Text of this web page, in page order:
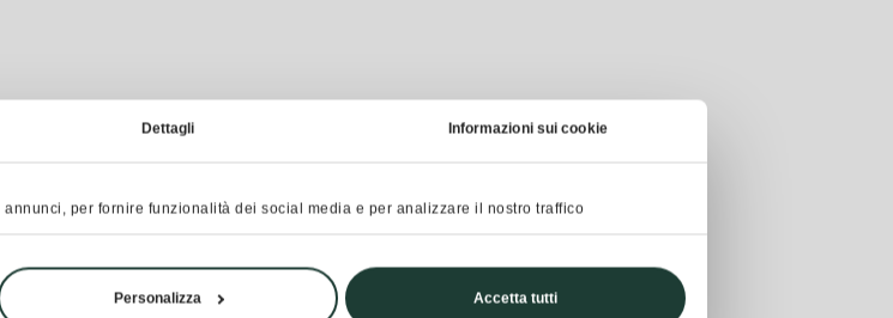
Dettagli Informazioni sui cookie
per fornire funzionalità dei social media e per analizzare il nostro traffico
Personalizza Accetta tutti